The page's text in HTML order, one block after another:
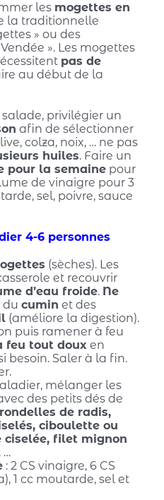
les mogettes en
la traditionnelle
» ou des
». Les mogettes
pas de
au début de la
privilégier un
afin de sélectionner
colza, noix, … ne pas
huiles. Faire un
pour la semainepour
de vinaigre pour 3
sel, poivre, sauce
4-6 personnes
(sèches). Les
et recouvrir
d’eau froide. Ne
du cumin et des
(améliore la digestion).
puis ramener à feu
feu tout douxen
besoin. Saler à la fin.
mélanger les
des petits dés de
de radis,
ciboulette ou
ciselée, filet mignon
, …
: 2 CS vinaigre, 6 CS
1 cc moutarde, sel et